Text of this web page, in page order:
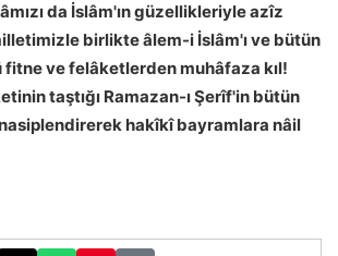
da İslâm'ın güzellikleriyle azîz
birlikte âlem-i İslâm'ı ve bütün
fitne ve felâketlerden muhâfaza kıl!
taştığı Ramazan-ı Şerîf'in bütün
hakîkî bayramlara nâil